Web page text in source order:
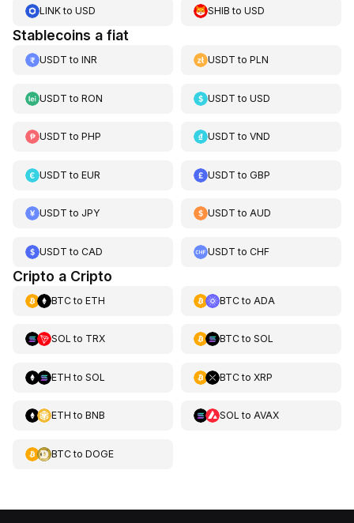
LINKto USD SHIB toUSD
Stablecoins a fiat
USDT to INR USDT toPLN
USDT to RON USDT toUSD
USDT to PHP USDT toVND
USDT to EUR USDT toGBP
USDT to JPY USDT toAUD
USDT to CAD USDT toCHF
Cripto a Cripto
BTCto ETH BTCto ADA
SOL to TRX BTCto SOL
ETH to SOL BTCto XRP
ETH to BNB SOL to AVAX
BTCto DOGE